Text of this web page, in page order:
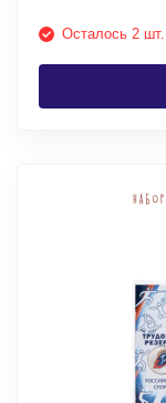
Осталось 2 шт.